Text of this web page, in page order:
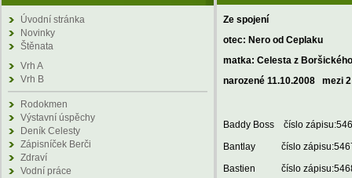
Úvodní stránka
Novinky
Štěnata
Vrh A
Vrh B
Rodokmen
Výstavní úspěchy
Deník Celesty
Zápisníček Berči
Zdraví
Vodní práce
Ze spojení
otec: Nero od Ceplaku
matka: Celesta z
narozené 11.10.2008 mezi
Baddy Boss číslo
Bantlay číslo
Bastien číslo